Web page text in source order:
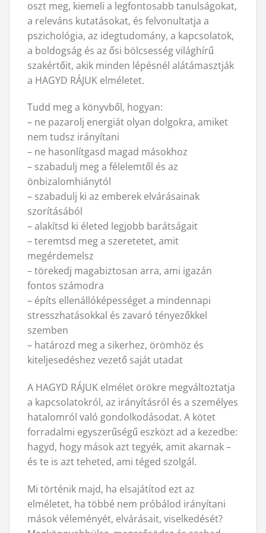
oszt meg, kiemeli a legfontosabb tanulságokat,
a releváns kutatásokat, és felvonultatja a
pszichológia, az idegtudomány, a kapcsolatok,
a boldogság és az ősi bölcsesség világhírű
szakértőit, akik minden lépésnél alátámasztják
a HAGYD RÁJUK elméletet.
Tudd meg a könyvből, hogyan:
– ne pazarolj energiát olyan dolgokra, amiket
nem tudsz irányítani
– ne hasonlítgasd magad másokhoz
– szabadulj meg a félelemtől és az
önbizalomhiánytól
– szabadulj ki az emberek elvárásainak
szorításából
– alakítsd ki életed legjobb barátságait
– teremtsd meg a szeretetet, amit
megérdemelsz
– törekedj magabiztosan arra, ami igazán
fontos számodra
– építs ellenállóképességet a mindennapi
stresszhatásokkal és zavaró tényezőkkel
szemben
– határozd meg a sikerhez, örömhöz és
kiteljesedéshez vezető saját utadat
A HAGYD RÁJUK elmélet örökre megváltoztatja
a kapcsolatokról, az irányításról és a személyes
hatalomról való gondolkodásodat. A kötet
forradalmi egyszerűségű eszközt ad a kezedbe:
hagyd, hogy mások azt tegyék, amit akarnak –
és te is azt teheted, ami téged szolgál.
Mi történik majd, ha elsajátítod ezt az
elméletet, ha többé nem próbálod irányítani
mások véleményét, elvárásait, viselkedését?